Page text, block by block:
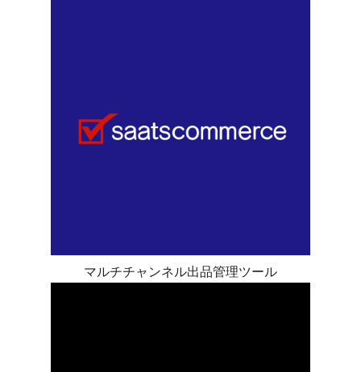
マルチチャンネル出品管理ツール